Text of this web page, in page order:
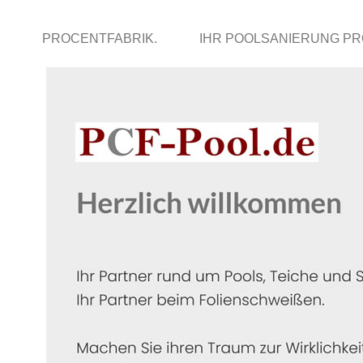
PROCENTFABRIK. IHR POOLSANIERUNG